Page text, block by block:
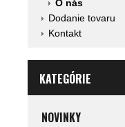
O nás
Dodanie tovaru
Kontakt
KATEGÓRIE
NOVINKY